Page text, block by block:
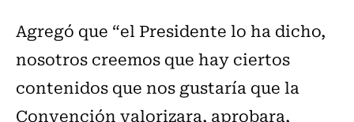
Agregó que “el Presidente lo ha dicho,
nosotros creemos que hay ciertos
contenidos que nos gustaría que la
Convención valorizara, aprobara,